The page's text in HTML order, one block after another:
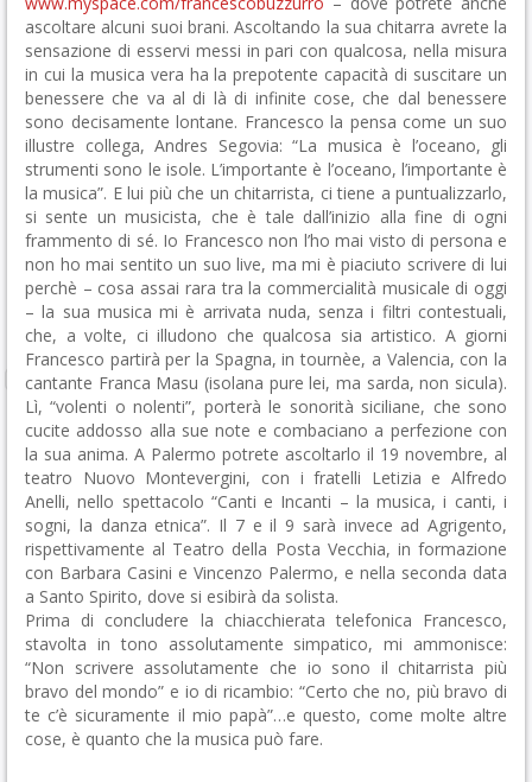
ascoltare alcuni suoi brani. Ascoltando la sua chitarra avrete la
sensazione di esservi messi in pari con qualcosa, nella misura
in cui la musica vera ha la prepotente capacità di suscitare un
benessere che va al di là di infinite cose, che dal benessere
sono decisamente lontane. Francesco la pensa come un suo
illustre collega, Andres Segovia: “La musica è l’oceano, gli
strumenti sono le isole. L’importante è l’oceano, l’importante è
la musica”. E lui più che un chitarrista, ci tiene a puntualizzarlo,
si sente un musicista, che è tale dall’inizio alla fine di ogni
frammento di sé. Io Francesco non l’ho mai visto di persona e
non ho mai sentito un suo live, ma mi è piaciuto scrivere di lui
perchè – cosa assai rara tra la commercialità musicale di oggi
– la sua musica mi è arrivata nuda, senza i filtri contestuali,
che, a volte, ci illudono che qualcosa sia artistico. A giorni
Francesco partirà per la Spagna, in tournèe, a Valencia, con la
cantante Franca Masu (isolana pure lei, ma sarda, non sicula).
Lì, “volenti o nolenti”, porterà le sonorità siciliane, che sono
cucite addosso alla sue note e combaciano a perfezione con
la sua anima. A Palermo potrete ascoltarlo il 19 novembre, al
teatro Nuovo Montevergini, con i fratelli Letizia e Alfredo
Anelli, nello spettacolo “Canti e Incanti – la musica, i canti, i
sogni, la danza etnica”. Il 7 e il 9 sarà invece ad Agrigento,
rispettivamente al Teatro della Posta Vecchia, in formazione
con Barbara Casini e Vincenzo Palermo, e nella seconda data
a Santo Spirito, dove si esibirà da solista.
Prima di concludere la chiacchierata telefonica Francesco,
stavolta in tono assolutamente simpatico, mi ammonisce:
“Non scrivere assolutamente che io sono il chitarrista più
bravo del mondo” e io di ricambio: “Certo che no, più bravo di
te c’è sicuramente il mio papà”…e questo, come molte altre
cose, è quanto che la musica può fare.